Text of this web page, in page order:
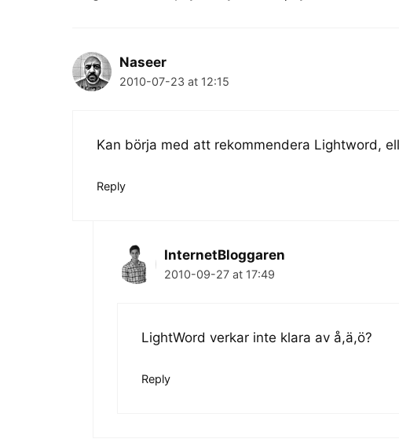
Naseer
2010-07-23 at 12:15
Kan börja med att rekommendera Lightword,
Reply
InternetBloggaren
2010-09-27 at 17:49
LightWord verkar inte klara av å,ä,ö?
Reply